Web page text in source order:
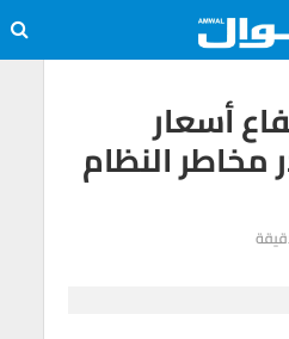
أسعار
مخاطر النظام